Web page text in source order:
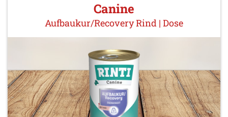
Canine
Aufbaukur/Recovery Rind | Dose